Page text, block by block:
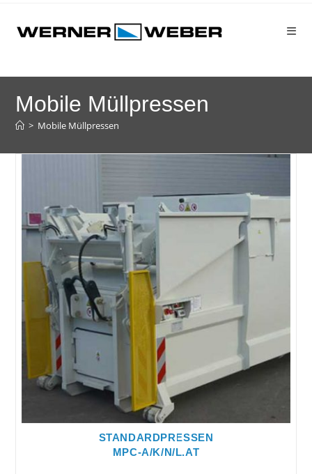
Mobile Müllpressen
> Mobile Müllpressen
STANDARDPRESSEN
MPC-A/K/N/L.AT